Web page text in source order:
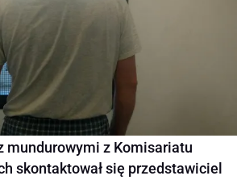
mundurowymi z Komisariatu
skontaktował się przedstawiciel